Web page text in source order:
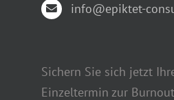
info@epiktet-
Sichern Sie sich jetzt
Einzeltermin zur